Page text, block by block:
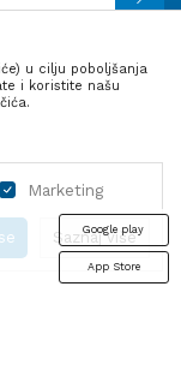
Google play
App Store
Ulje i tečnosti
u cilju poboljšanja
i koristite našu
Marketing
Saznaj više